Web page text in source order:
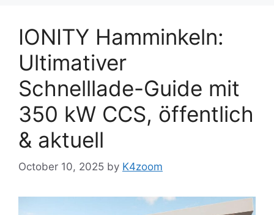
IONITY Hamminkeln:
Ultimativer
Schnelllade-Guide mit
350 kW CCS, öffentlich
& aktuell
October 10, 2025 by K4zoom